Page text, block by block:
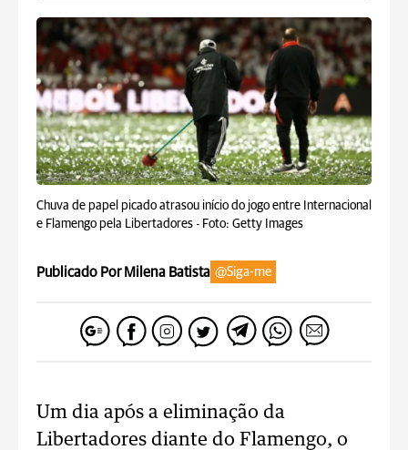
Chuva de papel picado atrasou início do jogo entre Internacional
e Flamengo pela Libertadores - Foto: Getty Images
Publicado Por Milena Batista @Siga-me
Um dia após a eliminação da
Libertadores diante do Flamengo, o